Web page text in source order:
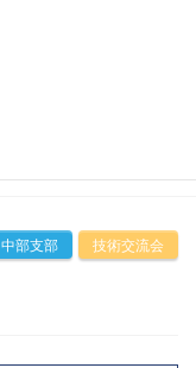
技術交流会
中部支部